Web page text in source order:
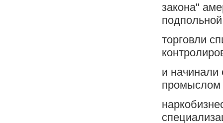
закона"
подпольной
торговли
и начинали
промыслом